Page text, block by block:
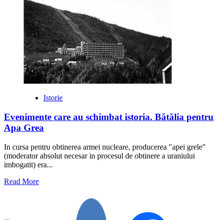
Vânătorii
de
copii
de
la
Barnevernet,
Norvegia
Istorie
Evenimente care au schimbat istoria. Bătălia pentru
Apa Grea
In cursa pentru obtinerea armei nucleare, producerea "apei grele"
(moderator absolut necesar in procesul de obtinere a uraniului
imbogatit) era...
Read MoreRead